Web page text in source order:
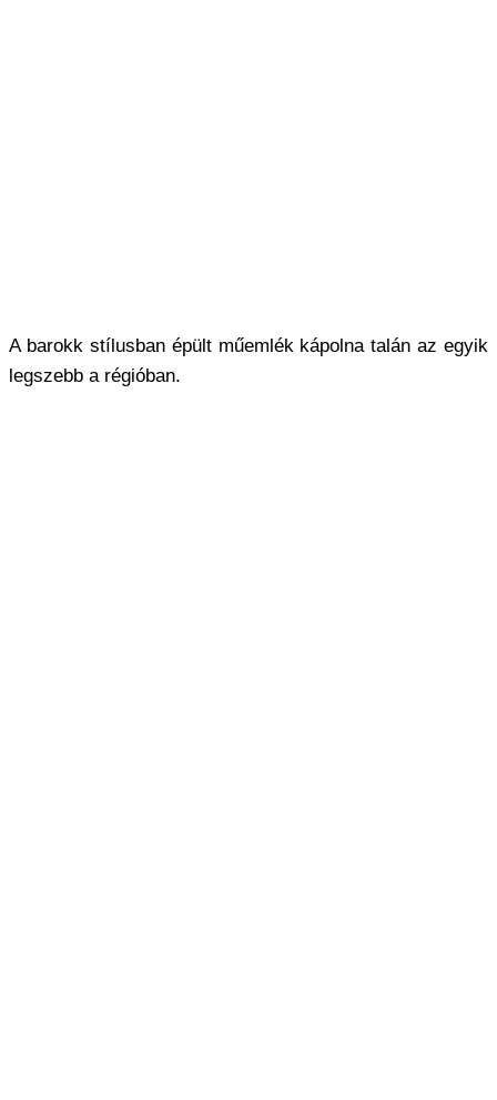
A barokk stílusban épült műemlék kápolna talán az egyik
legszebb a régióban.